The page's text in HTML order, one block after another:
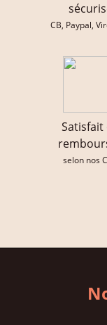
CB, Paypal,
Satisfait
selon nos